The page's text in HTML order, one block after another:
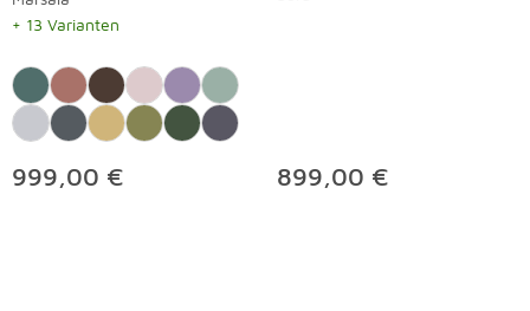
+ 13 Varianten
999,00 € 899,00 €